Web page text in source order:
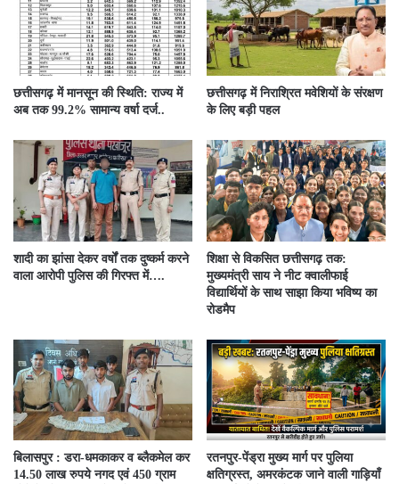
छत्तीसगढ़ में मानसून की स्थिति: राज्य में
अब तक 99.2% सामान्य वर्षा दर्ज..
छत्तीसगढ़ में निराश्रित मवेशियों के संरक्षण
के लिए बड़ी पहल
शादी का झांसा देकर वर्षों तक दुष्कर्म करने
वाला आरोपी पुलिस की गिरफ्त में….
शिक्षा से विकसित छत्तीसगढ़ तक:
मुख्यमंत्री साय ने नीट क्वालीफाई
विद्यार्थियों के साथ साझा किया भविष्य का
रोडमैप
बिलासपुर : डरा-धमकाकर व ब्लैकमेल कर
14.50 लाख रुपये नगद एवं 450 ग्राम
रतनपुर-पेंड्रा मुख्य मार्ग पर पुलिया
क्षतिग्रस्त, अमरकंटक जाने वाली गाड़ियाँ